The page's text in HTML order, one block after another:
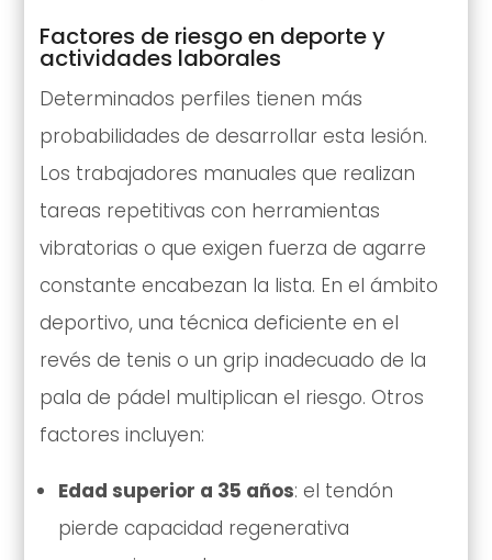
Factores de riesgo en deporte y
actividades laborales
Determinados perfiles tienen más
probabilidades de desarrollar esta lesión.
Los trabajadores manuales que realizan
tareas repetitivas con herramientas
vibratorias o que exigen fuerza de agarre
constante encabezan la lista. En el ámbito
deportivo, una técnica deficiente en el
revés de tenis o un grip inadecuado de la
pala de pádel multiplican el riesgo. Otros
factores incluyen:
Edad superior a 35 años: el tendón
pierde capacidad regenerativa